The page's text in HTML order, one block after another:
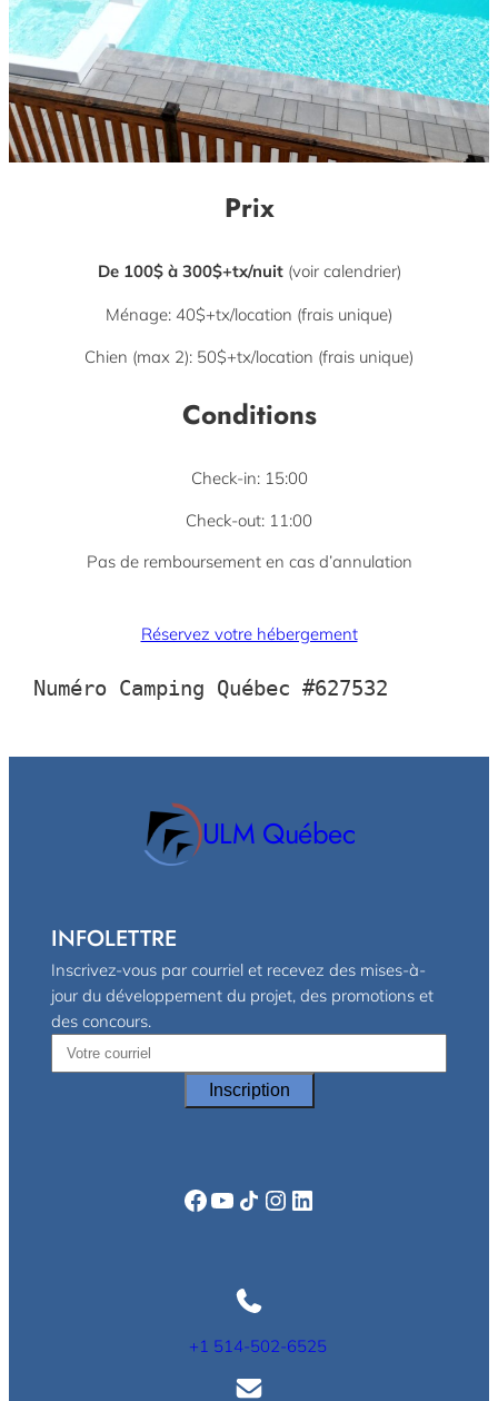
Prix
De 100$ à 300$+tx/nuit(voir calendrier)
Ménage: 40$+tx/location (frais unique)
Chien (max 2): 50$+tx/location (frais unique)
Conditions
Check-in: 15:00
Check-out: 11:00
Pas de remboursement en cas d’annulation
Réservez votre hébergement
Numéro Camping Québec #627532
ULM Québec
INFOLETTRE
Inscrivez-vous par courriel et recevez des mises-à-
jour du développement du projet, des promotions et
des concours.
Facebook
YouTube
Icône de partage
Instagram
LinkedIn
+1 514-502-6525